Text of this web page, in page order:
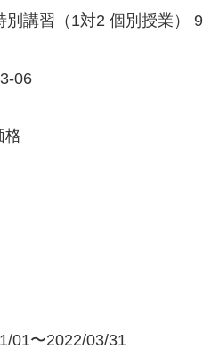
講習（1対2 個別授業）
06
格
01〜2022/03/31